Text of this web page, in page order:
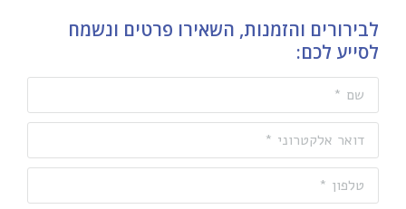
לבירורים והזמנות, השאירו פרטים ונשמח
לסייע לכם:
שם *
דואר אלקטרוני *
טלפון *